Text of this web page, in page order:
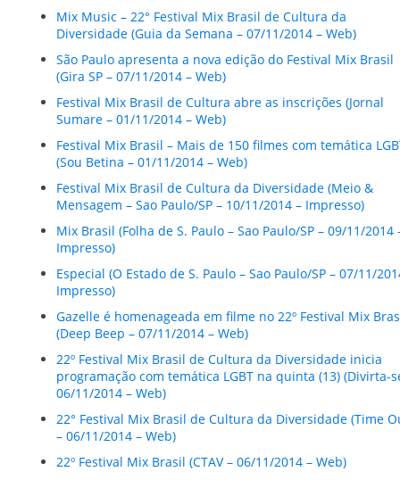
Mix Music – 22° Festival Mix Brasil de Cultura da
Diversidade (Guia da Semana – 07/11/2014 – Web)
São Paulo apresenta a nova edição do Festival Mix Brasil
(Gira SP – 07/11/2014 – Web)
Festival Mix Brasil de Cultura abre as inscrições (Jornal
Sumare – 01/11/2014 – Web)
Festival Mix Brasil – Mais de 150 filmes com temática
(Sou Betina – 01/11/2014 – Web)
Festival Mix Brasil de Cultura da Diversidade (Meio &
Mensagem – Sao Paulo/SP – 10/11/2014 – Impresso)
Mix Brasil (Folha de S. Paulo – Sao Paulo/SP – 09/11/2014
Impresso)
Especial (O Estado de S. Paulo – Sao Paulo/SP – 07/11/
Impresso)
Gazelle é homenageada em filme no 22º Festival Mix
(Deep Beep – 07/11/2014 – Web)
22º Festival Mix Brasil de Cultura da Diversidade inicia
programação com temática LGBT na quinta (13) (Divirta-
06/11/2014 – Web)
22° Festival Mix Brasil de Cultura da Diversidade (Time
– 06/11/2014 – Web)
22º Festival Mix Brasil (CTAV – 06/11/2014 – Web)